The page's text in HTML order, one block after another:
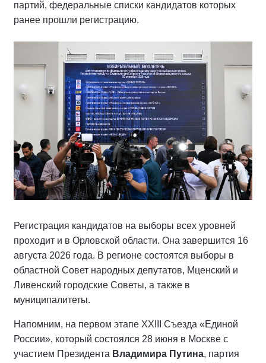
партий, федеральные списки кандидатов которых
ранее прошли регистрацию.
Регистрация кандидатов на выборы всех уровней
проходит и в Орловской области. Она завершится 16
августа 2026 года. В регионе состоятся выборы в
областной Совет народных депутатов, Мценский и
Ливенский городские Советы, а также в
муниципалитеты.
Напомним, на первом этапе XXIII Съезда «Единой
России», который состоялся 28 июня в Москве с
участием Президента Владимира Путина, партия